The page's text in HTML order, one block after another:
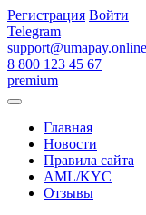
Регистрация Войти
Telegram
support@umapay.online
8 800 123 45 67
premium
Главная
Новости
Правила сайта
AML/KYC
Отзывы